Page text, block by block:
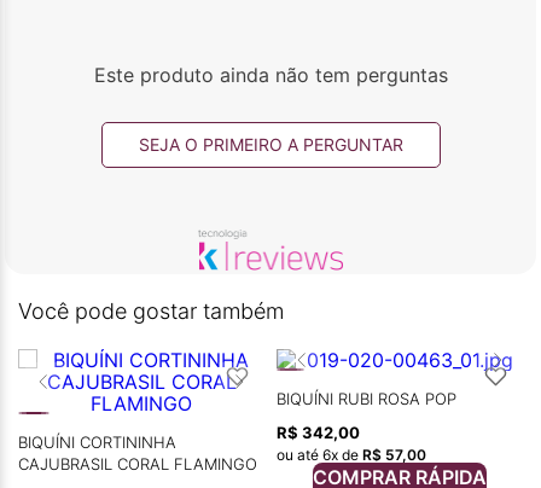
Este produto ainda não tem perguntas
SEJA O PRIMEIRO A PERGUNTAR
Você pode gostar também
BIQUÍNI CORTININHA
CAJUBRASIL CORAL FLAMINGO
BIQUÍNI RUBI ROSA POP
R$ 342,00
ou até 6x de R$ 57,00
COMPRAR RÁPIDA